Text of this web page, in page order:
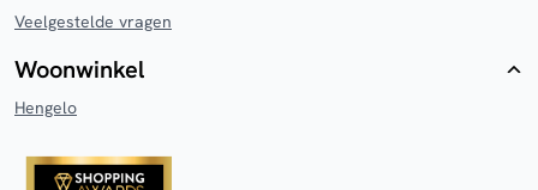
Veelgestelde vragen
Woonwinkel
Hengelo